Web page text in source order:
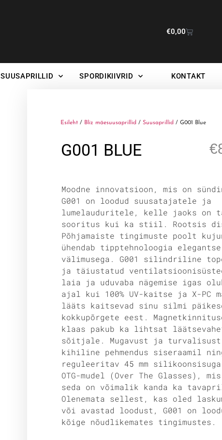
€0,00
SUUSAPRILLID SPORDIKIIVRID KONTAKT
Esileht / Bliz mäesuusaprillid /Suusaprillid / G001 Blue
G001 BLUE €
Moodne innovatsioon, mis on
G001 on loodud suusatajatele ja
lumelauduritele, kelle jaoks on
sooritus kui ka stiil. Rootsis
Põhjamaiste tingimuste poolt
ühendab tipptehnoloogia elegantse
välimusega. G001 silindriline
ja täiustatud
laia ja uduvaba nägemise igas
ajal kui 100% UV-kaitse ja X-PC
lääts kaitsevad sinu silmi
kokkupõrgete eest.
klaas pakub ka lihtsat
sõitjale. Mugavust ja
kihiline pehmendus siseraamil
reguleeritav 45 mm
OTG-mudel (Over The Glasses),
seda on võimalik kanda ka
Olenemata sellest, kas oled
või avastad loodust, G001 on
kõige nõudlikemates tingimustes.